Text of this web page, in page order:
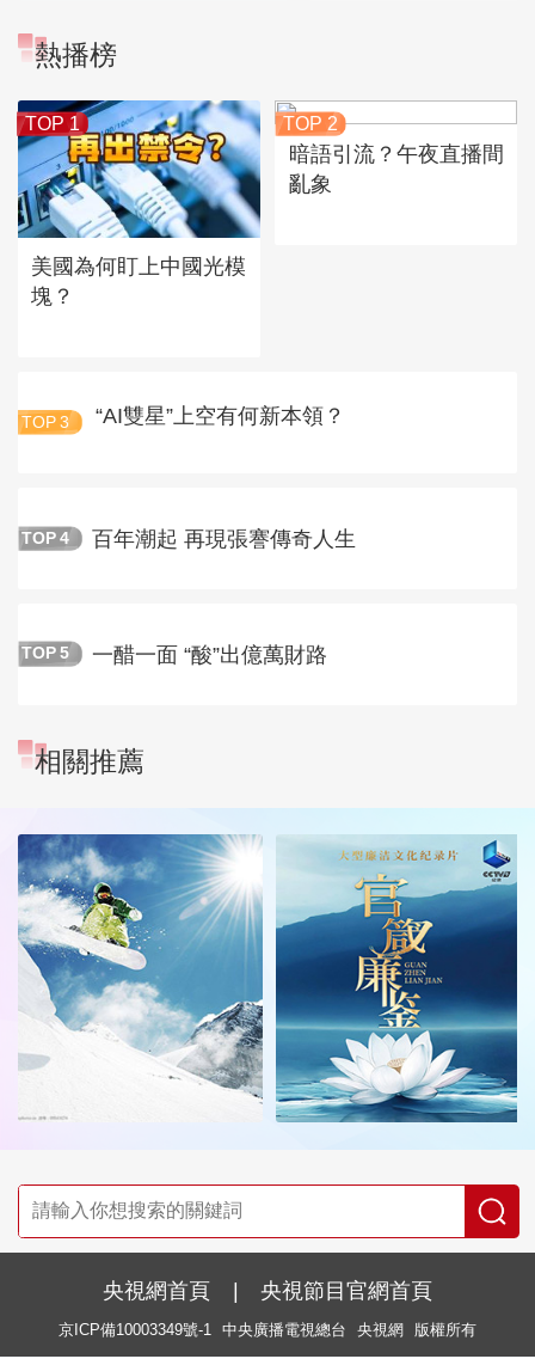
熱播榜
TOP 1
美國為何盯上中國光模
塊？
TOP 2
暗語引流？午夜直播間
亂象
TOP 3 “AI雙星”上空有何新本領？
TOP 4 百年潮起 再現張謇傳奇人生
TOP 5 一醋一面 “酸”出億萬財路
相關推薦
央視網首頁 | 央視節目官網首頁
京ICP備10003349號-1 中央廣播電視總台 央視網 版權所有